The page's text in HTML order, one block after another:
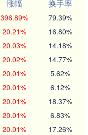
涨幅
换手率
396.89% 79.39%
20.21% 16.80%
20.03% 14.18%
20.02% 14.77%
20.01% 5.62%
20.01% 6.12%
20.01% 18.37%
20.01% 6.83%
20.01% 17.26%